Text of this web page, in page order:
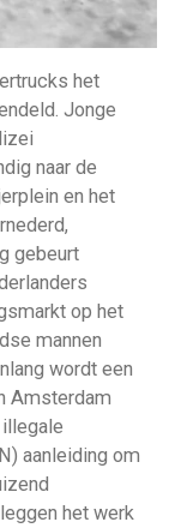
het
Jonge
naar de
en het
gebeurt
op het
mannen
wordt een
Amsterdam
aanleiding om
het werk